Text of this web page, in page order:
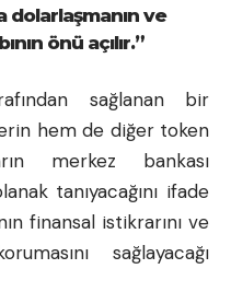
ve
önü açılır.”
sağlanan bir
hem de diğer token
merkez bankası
tanıyacağını ifade
finansal istikrarını ve
sağlayacağı